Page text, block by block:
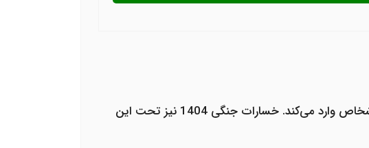
وارد می‌کند. خسارات جنگی 1404
نیز تحت این